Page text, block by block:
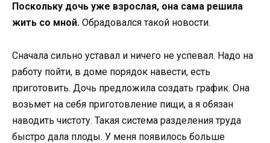
Поскольку дочь уже взрослая, она сама решила
жить со мной. Обрадовался такой новости.
Сначала сильно уставал и ничего не успевал. Надо на
работу пойти, в доме порядок навести, есть
приготовить. Дочь предложила создать график. Она
возьмет на себя приготовление пищи, а я обязан
наводить чистоту. Такая система разделения труда
быстро дала плоды. У меня появилось больше